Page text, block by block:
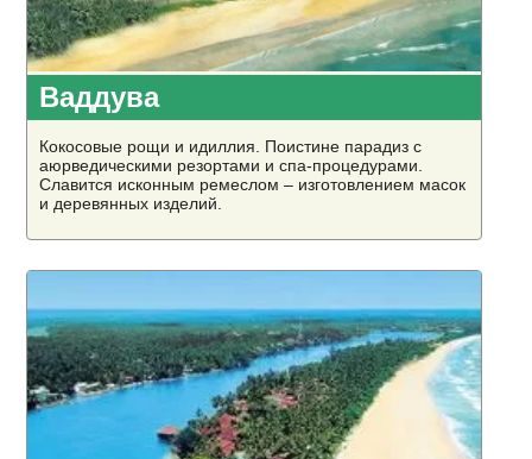
Ваддува
Кокосовые рощи и идиллия. Поистине парадиз с
аюрведическими резортами и спа-процедурами.
Славится исконным ремеслом – изготовлением масок
и деревянных изделий.